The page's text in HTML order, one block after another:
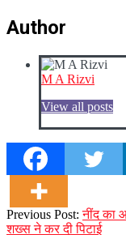
Author
M A Rizvi
View all posts
2023-
08-
Previous Post:नींद का
शख्स ने कर दी पिटाई